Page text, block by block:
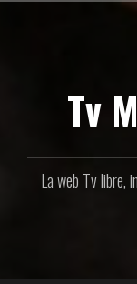
Tv
La web Tv libre,